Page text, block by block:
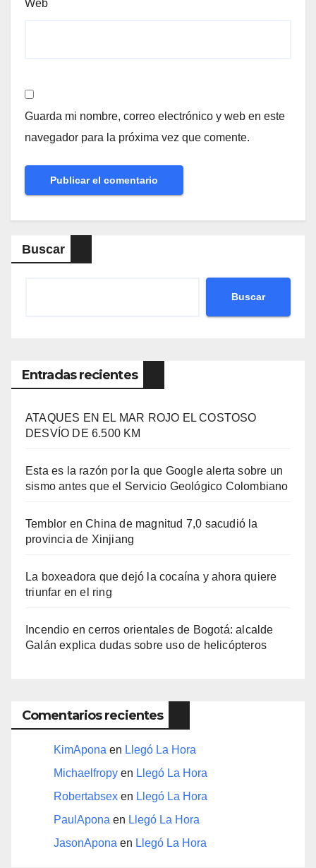
Web
Guarda mi nombre, correo electrónico y web en este
navegador para la próxima vez que comente.
Buscar
Buscar
Entradas recientes
ATAQUES EN EL MAR ROJO EL COSTOSO
DESVÍO DE 6.500 KM
Esta es la razón por la que Google alerta sobre un
sismo antes que el Servicio Geológico Colombiano
Temblor en China de magnitud 7,0 sacudió la
provincia de Xinjiang
La boxeadora que dejó la cocaína y ahora quiere
triunfar en el ring​
Incendio en cerros orientales de Bogotá: alcalde
Galán explica dudas sobre uso de helicópteros
Comentarios recientes
KimApona en Llegó La Hora
Michaelfropy en Llegó La Hora
Robertabsex en Llegó La Hora
PaulApona en Llegó La Hora
JasonApona en Llegó La Hora